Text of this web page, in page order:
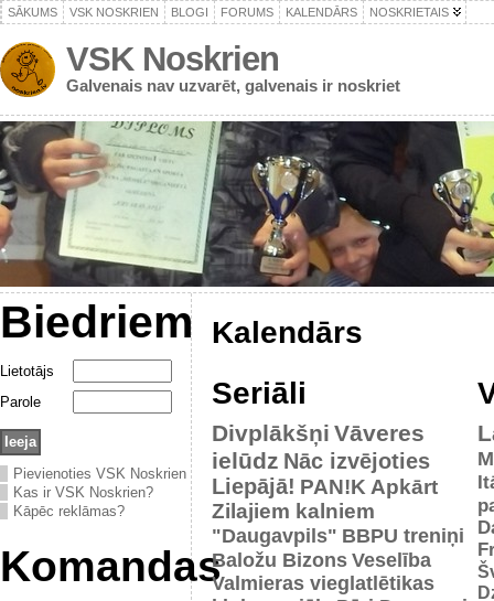
SĀKUMS VSK NOSKRIEN BLOGI FORUMS KALENDĀRS NOSKRIETAIS
VSK Noskrien
Galvenais nav uzvarēt, galvenais ir noskriet
Biedriem
Lietotājs
Parole
Pievienoties VSK Noskrien
Kas ir VSK Noskrien?
Kāpēc reklāmas?
Komandas
Kalendārs
Seriāli
Divplākšņi Vāveres
ielūdz Nāc izvējoties
Liepājā! PAN!K Apkārt
Zilajiem kalniem
"Daugavpils" BBPU treniņi
Baložu BizonsVeselība
Valmieras vieglatlētikas